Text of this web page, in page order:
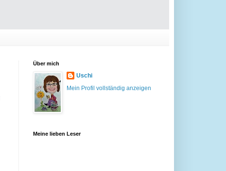
Über mich
Uschi
Mein Profil vollständig anzeigen
Meine lieben Leser